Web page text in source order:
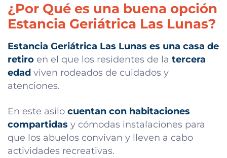
¿Por Qué es una buena opción
Estancia Geriátrica Las Lunas?
Estancia Geriátrica Las Lunas es una casa de
retiro en el que los residentes de la tercera
edad viven rodeados de cuidados y
atenciones.
En este asilo cuentan con habitaciones
compartidas y cómodas instalaciones para
que los abuelos convivan y lleven a cabo
actividades recreativas.